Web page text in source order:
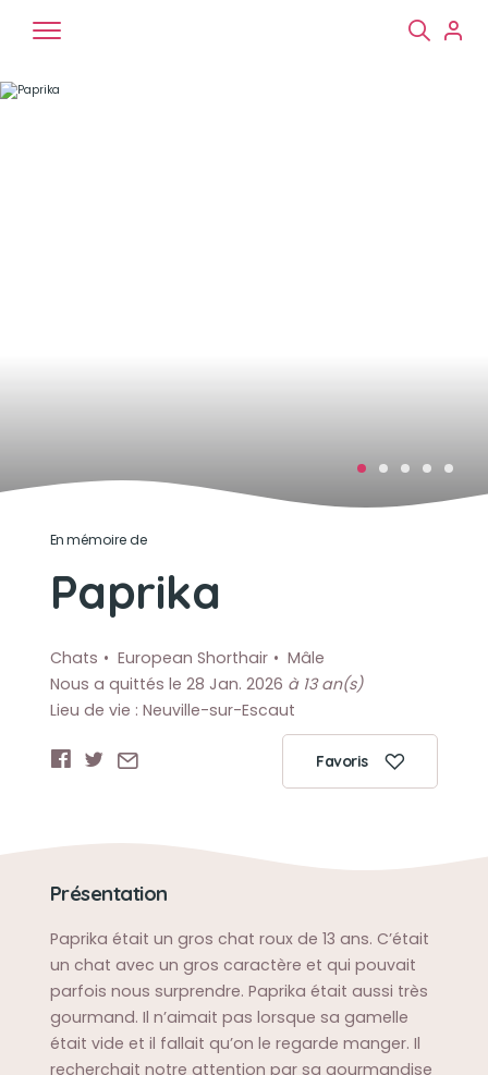
En mémoire de
Paprika
Chats European Shorthair
Mâle
Nous a quittés le 28 Jan. 2026 à 13 an(s)
Lieu de vie : Neuville-sur-Escaut
Favoris
Présentation
Paprika était un gros chat roux de 13 ans. C’était
un chat avec un gros caractère et qui pouvait
parfois nous surprendre. Paprika était aussi très
gourmand. Il n’aimait pas lorsque sa gamelle
était vide et il fallait qu’on le regarde manger. Il
recherchait notre attention par sa gourmandise